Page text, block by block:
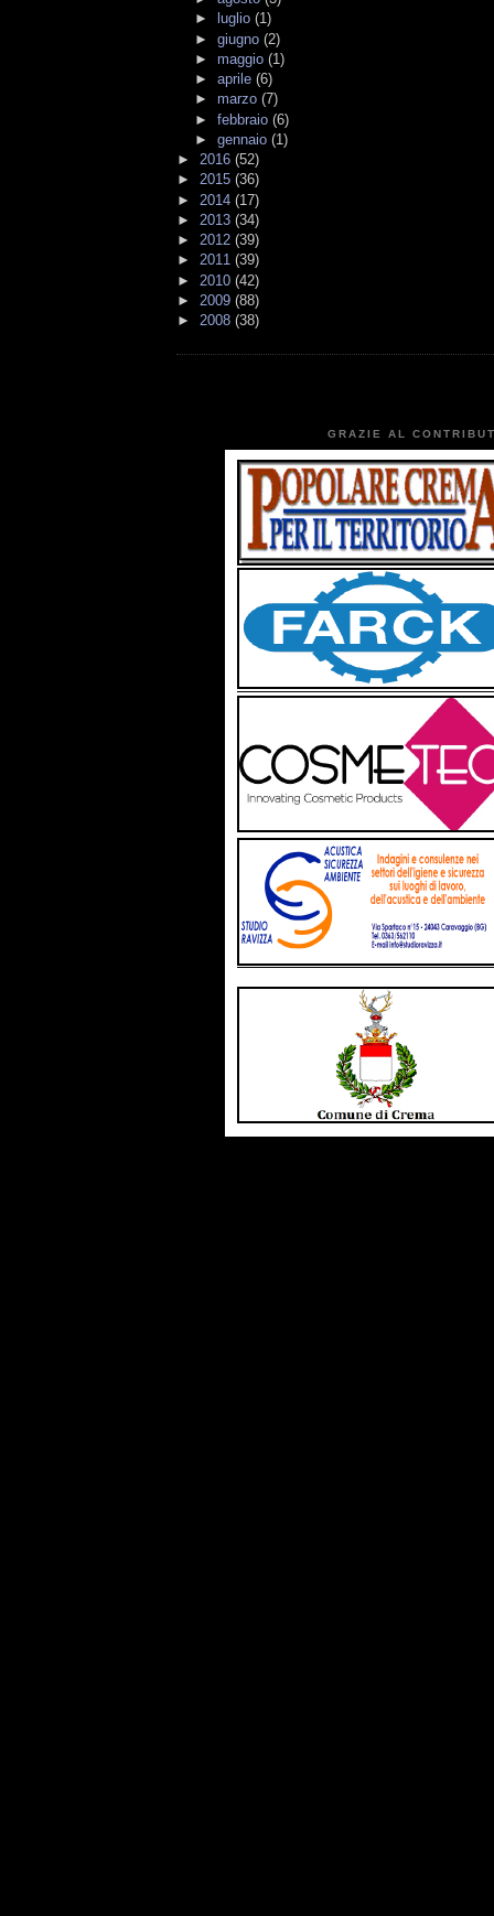
►
luglio (1)
► giugno (2)
► maggio (1)
► aprile (6)
► marzo (7)
► febbraio (6)
► gennaio (1)
► 2016 (52)
► 2015 (36)
► 2014 (17)
► 2013 (34)
► 2012 (39)
► 2011 (39)
► 2010 (42)
► 2009 (88)
► 2008 (38)
GRAZIE AL